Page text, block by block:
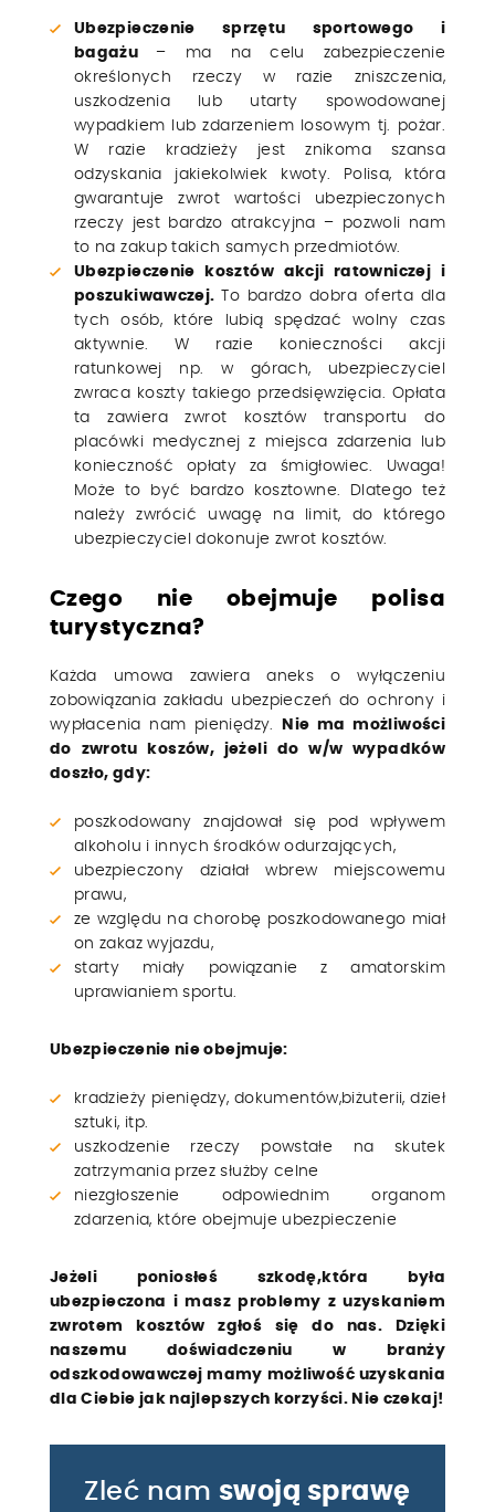
Ubezpieczenie sprzętu sportowego i
bagażu – ma na celu zabezpieczenie
określonych rzeczy w razie zniszczenia,
uszkodzenia lub utarty spowodowanej
wypadkiem lub zdarzeniem losowym tj. pożar.
W razie kradzieży jest znikoma szansa
odzyskania jakiekolwiek kwoty. Polisa, która
gwarantuje zwrot wartości ubezpieczonych
rzeczy jest bardzo atrakcyjna – pozwoli nam
to na zakup takich samych przedmiotów.
Ubezpieczenie kosztów akcji ratowniczej i
poszukiwawczej.To bardzo dobra oferta dla
tych osób, które lubią spędzać wolny czas
aktywnie. W razie konieczności akcji
ratunkowej np. w górach, ubezpieczyciel
zwraca koszty takiego przedsięwzięcia. Opłata
ta zawiera zwrot kosztów transportu do
placówki medycznej z miejsca zdarzenia lub
konieczność opłaty za śmigłowiec. Uwaga!
Może to być bardzo kosztowne. Dlatego też
należy zwrócić uwagę na limit, do którego
ubezpieczyciel dokonuje zwrot kosztów.
Czego nie obejmuje polisa
turystyczna?
Każda umowa zawiera aneks o wyłączeniu
zobowiązania zakładu ubezpieczeń do ochrony i
wypłacenia nam pieniędzy.
Nie ma możliwości
do zwrotu koszów, jeżeli do w/w wypadków
doszło, gdy:
poszkodowany znajdował się pod wpływem
alkoholu i innych środków odurzających,
ubezpieczony działał wbrew miejscowemu
prawu,
ze względu na chorobę poszkodowanego miał
on zakaz wyjazdu,
starty miały powiązanie z amatorskim
uprawianiem sportu.
Ubezpieczenie nie obejmuje:
kradzieży pieniędzy, dokumentów,biżuterii, dzieł
sztuki, itp.
uszkodzenie rzeczy powstałe na skutek
zatrzymania przez służby celne
niezgłoszenie odpowiednim organom
zdarzenia, które obejmuje ubezpieczenie
Jeżeli poniosłeś szkodę,która była
ubezpieczona i masz problemy z uzyskaniem
zwrotem kosztów zgłoś się do nas. Dzięki
naszemu doświadczeniu w branży
odszkodowawczej mamy możliwość uzyskania
dla Ciebie jak najlepszych korzyści. Nie czekaj!
Zleć nam swoją sprawę